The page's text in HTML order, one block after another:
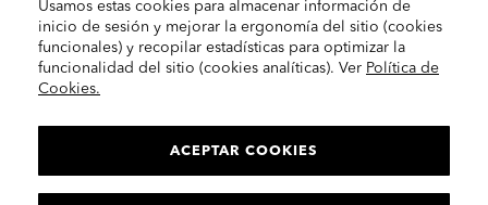
Contacto
AYUDA
EMPRESA
INFORMACIÓN LEGAL
Usamos estas cookies para almacenar información de
inicio de sesión y mejorar la ergonomía del sitio (cookies
funcionales) y recopilar estadísticas para optimizar la
funcionalidad del sitio (cookies analíticas). Ver Política de
Cookies.
ACEPTAR COOKIES